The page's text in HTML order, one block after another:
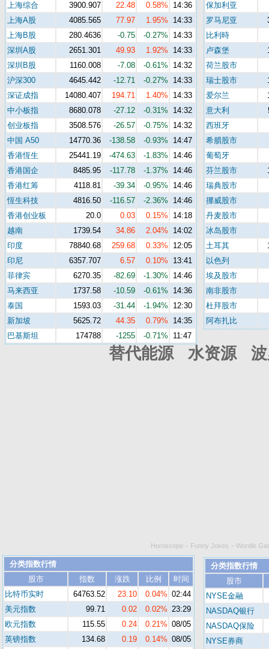
上海综合
3900.907 22.48 0.58%
14:36
上海A股
4085.565 77.97 1.95%
14:33
上海B股
280.4636 -0.75 -0.27%
14:33
深圳A股
2651.301 49.93 1.92%
14:33
深圳B股
1160.008 -7.08 -0.61%
14:32
沪深300
4645.442 -12.71 -0.27%
14:33
深证成指
14080.407 194.71 1.40%
14:33
中小板指
8680.078 -27.12 -0.31%
14:32
创业板指
3508.576 -26.57 -0.75%
14:32
中国 A50
14770.36 -138.58 -0.93%
14:47
香港恆生
25441.19 -474.63 -1.83%
14:46
香港国企
8485.95 -117.78 -1.37%
14:46
香港红筹
4118.81 -39.34 -0.95%
14:46
恆生科技
4816.50 -116.57 -2.36%
14:46
香港创业板
20.0 0.03 0.15%
14:18
越南
1739.54 34.86 2.04%
14:02
印度
78840.68 259.68 0.33%
12:05
印尼
6357.707 6.57 0.10%
13:41
菲律宾
6270.35 -82.69 -1.30%
14:46
马来西亚
1737.58 -10.59 -0.61%
14:36
泰国
1593.03 -31.44 -1.94%
12:30
新加坡
5625.72 44.35 0.79%
14:35
巴基斯坦
174788 -1255 -0.71% 11:47
保加利亚
罗马尼亚
比利時
卢森堡
荷兰股市
瑞士股市
爱尔兰
意大利
西班牙
希腊股市
葡萄牙
芬兰股市
瑞典股市
挪威股市
丹麦股市
冰岛股市
土耳其
以色列
埃及股市
南非股市
杜拜股市
阿布扎比
替代能源 水资源
Horoscope - Funny Jokes - Wordle
分类指数行情
股市
指数 涨跌 比例
时间
比特币实时
64763.52 23.10 0.04% 02:44
美元指数
99.71 0.02 0.02% 23:29
欧元指数
115.55 0.24 0.21% 08/05
英镑指数
134.68 0.19 0.14% 08/05
分类指数行情
股市
NYSE金融
NASDAQ银行
NASDAQ保险
NYSE券商